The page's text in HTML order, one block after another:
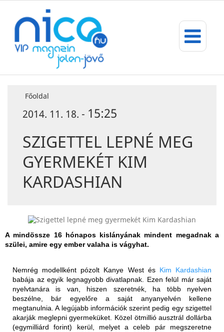
Főoldal
2014. 11. 18. - 15:25
SZIGETTEL LEPNÉ MEG
GYERMEKÉT KIM
KARDASHIAN
A mindössze 16 hónapos kislányának mindent megadnak a
szülei, amire egy ember valaha is vágyhat.
Nemrég modellként pózolt Kanye West és Kim Kardashian
babája az egyik legnagyobb divatlapnak. Ezen felül már saját
nyelvtanára is van, hiszen szeretnék, ha több nyelven
beszélne, bár egyelőre a saját anyanyelvén kellene
megtanulnia. A legújabb információk szerint pedig egy szigettel
akarják meglepni gyermeküket. Közel ötmillió ausztrál dollárba
(egymilliárd forint) kerül, melyet a celeb pár megszeretne